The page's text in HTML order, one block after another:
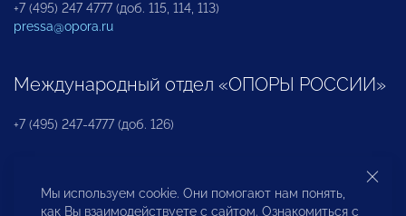
+7 (495) 247 4777 (доб. 115, 114, 113)
pressa@opora.ru
Международный отдел «ОПОРЫ РОССИИ»
+7 (495) 247-4777 (доб. 126)
Бюро по защите прав предпринимателей и
инвесторов
Мы используем cookie. Они помогают нам понять,
как Вы взаимодействуете с сайтом. Ознакомиться с